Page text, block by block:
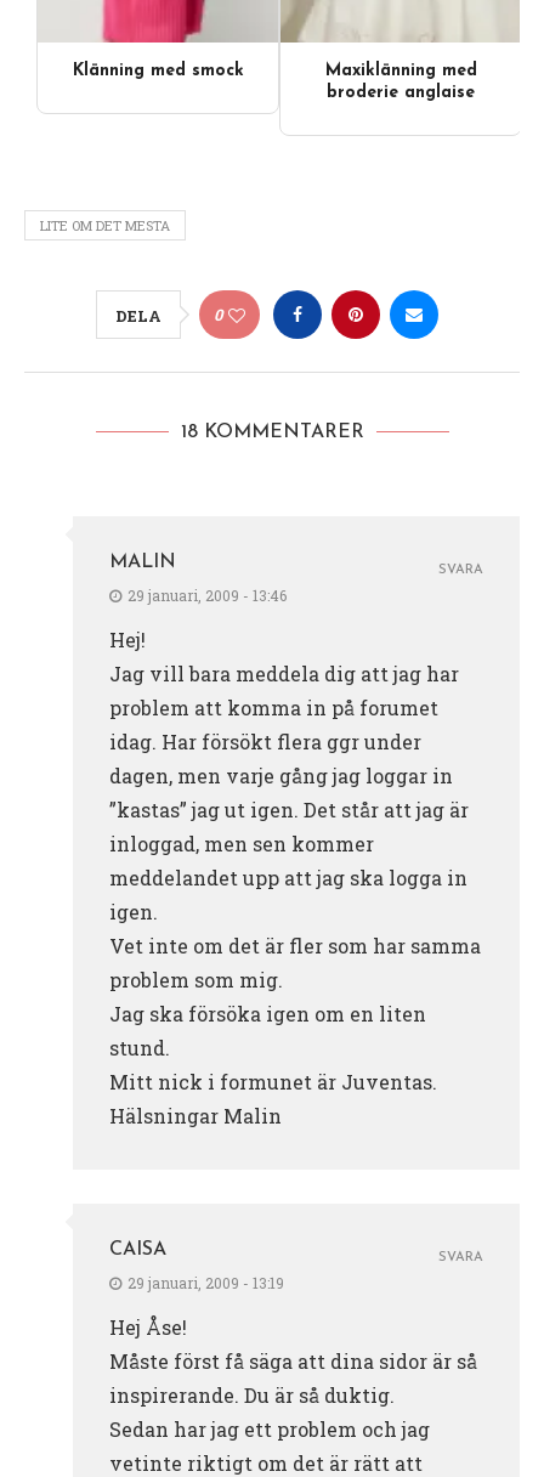
Videoinnehåll
Klänning med smock
Maxiklänning med
broderie anglaise
LITE OM DET MESTA
DELA 0
18 KOMMENTARER
MALIN
29 januari, 2009 - 13:46
Hej!
Jag vill bara meddela dig att jag har
problem att komma in på forumet
idag. Har försökt flera ggr under
dagen, men varje gång jag loggar in
”kastas” jag ut igen. Det står att jag är
inloggad, men sen kommer
meddelandet upp att jag ska logga in
igen.
Vet inte om det är fler som har samma
problem som mig.
Jag ska försöka igen om en liten
stund.
Mitt nick i formunet är Juventas.
Hälsningar Malin
SVARA
CAISA
29 januari, 2009 - 13:19
Hej Åse!
Måste först få säga att dina sidor är så
inspirerande. Du är så duktig.
Sedan har jag ett problem och jag
vetinte riktigt om det är rätt att
SVARA